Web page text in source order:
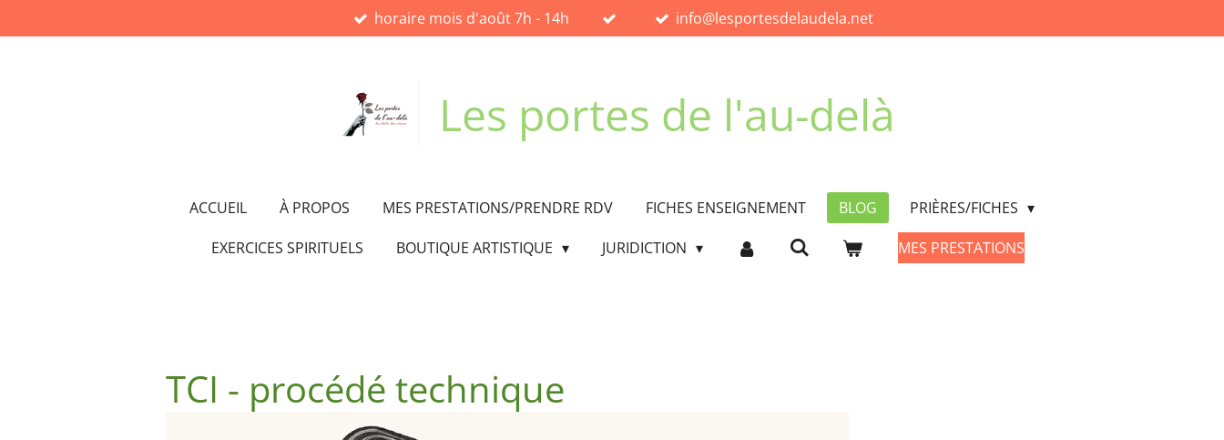
au
horaire mois d'août 7h - 14h info@lesportesdelaudela.net
Les portes de l'au-delà
ACCUEIL À PROPOS MES PRESTATIONS/PRENDRE RDV FICHES ENSEIGNEMENT BLOG
PRIÈRES/FICHES
EXERCICES SPIRITUELS
BOUTIQUE ARTISTIQUE JURIDICTION MES PRESTATIONS
TCI - procédé technique